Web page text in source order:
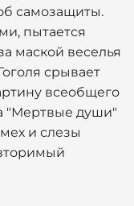
самозащиты.
пытается
маской веселья
срывает
всеобщего
"Мертвые души"
и слезы